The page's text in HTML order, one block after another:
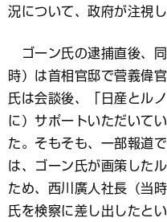
況について、政府が注視
ゴーン氏の逮捕直後、
時）は首相官邸で菅義偉
氏は会談後、「日産とル
に）サポートいただいて
た。そもそも、一部報道
は、ゴーン氏が画策した
ため、西川廣人社長（当
氏を検察に差し出したとい